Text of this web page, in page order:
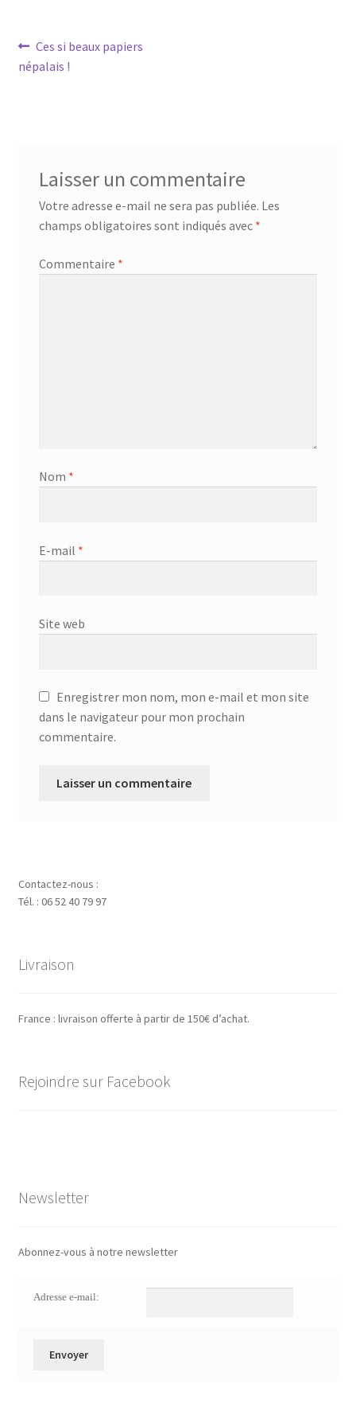
Navigation
de
Article
précédent :
Ces si beaux papiers
népalais !
Laisser un commentaire
Votre adresse e-mail ne sera pas publiée. Les
champs obligatoires sont indiqués avec *
Commentaire *
Nom *
E-mail *
Site web
Enregistrer mon nom, mon e-mail et mon site
dans le navigateur pour mon prochain
commentaire.
Contactez-nous :
Tél. : 06 52 40 79 97
Livraison
France : livraison offerte à partir de 150€ d’achat.
Rejoindre sur Facebook
Newsletter
Abonnez-vous à notre newsletter
Adresse e-mail: